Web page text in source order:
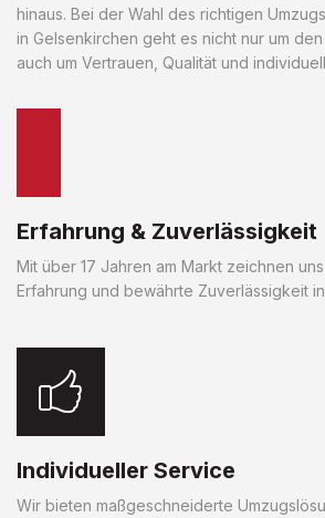
hinaus. Bei der Wahl des richtigen
in Gelsenkirchen geht es nicht nur um
auch um Vertrauen, Qualität und
Erfahrung & Zuverlässigkeit
Mit über 17 Jahren am Markt zeichnen
Erfahrung und bewährte Zuverlässigkeit
Individueller Service
Wir bieten maßgeschneiderte